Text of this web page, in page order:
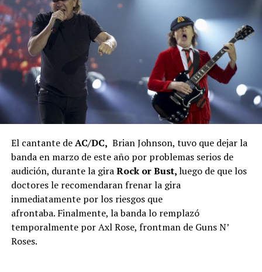
El cantante deAC/DC, Brian Johnson, tuvo que dejar la
banda en marzo de este año por problemas serios de
audición, durante la giraRock or Bust,luego de que los
doctores le recomendaran frenar la gira
inmediatamente por los riesgos que
afrontaba. Finalmente, la banda lo remplazó
temporalmente por Axl Rose, frontman de Guns N’
Roses.